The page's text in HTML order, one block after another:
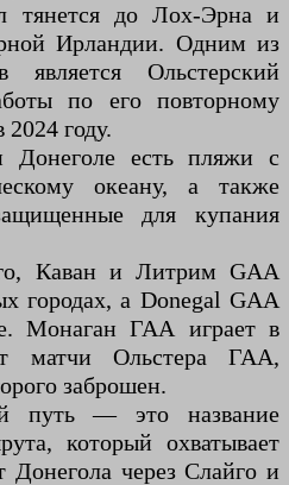
тянется до Лох-Эрна и
Ирландии. Одним из
является Ольстерский
по его повторному
году.
есть пляжи с
океану, а также
для купания
Каван и Литрим GAA
городах, а Donegal GAA
Монаган ГАА играет в
матчи Ольстера ГАА,
заброшен.
путь — это название
который охватывает
Донегола через Слайго и